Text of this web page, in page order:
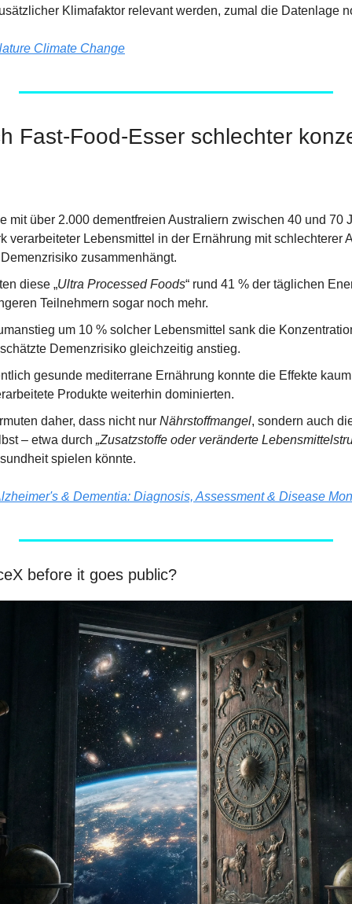
Klimafaktor relevant werden, zumal die Datenlage
Climate Change
Fast-Food-Esser schlechter
mit über 2.000 dementfreien Australiern zwischen 40 und 70
verarbeiteter Lebensmittel in der Ernährung mit schlechterer
zusammenhängt.
diese „Ultra Processed Foods“ rund 41 % der täglichen
Teilnehmern sogar noch mehr.
um 10 % solcher Lebensmittel sank die
Demenzrisiko gleichzeitig anstieg.
gesunde mediterrane Ernährung konnte die Effekte
Produkte weiterhin dominierten.
daher, dass nicht nur Nährstoffmangel, sondern auch
– etwa durch „Zusatzstoffe oder veränderte
spielen könnte.
& Dementia: Diagnosis, Assessment & Disease
before it goes public?